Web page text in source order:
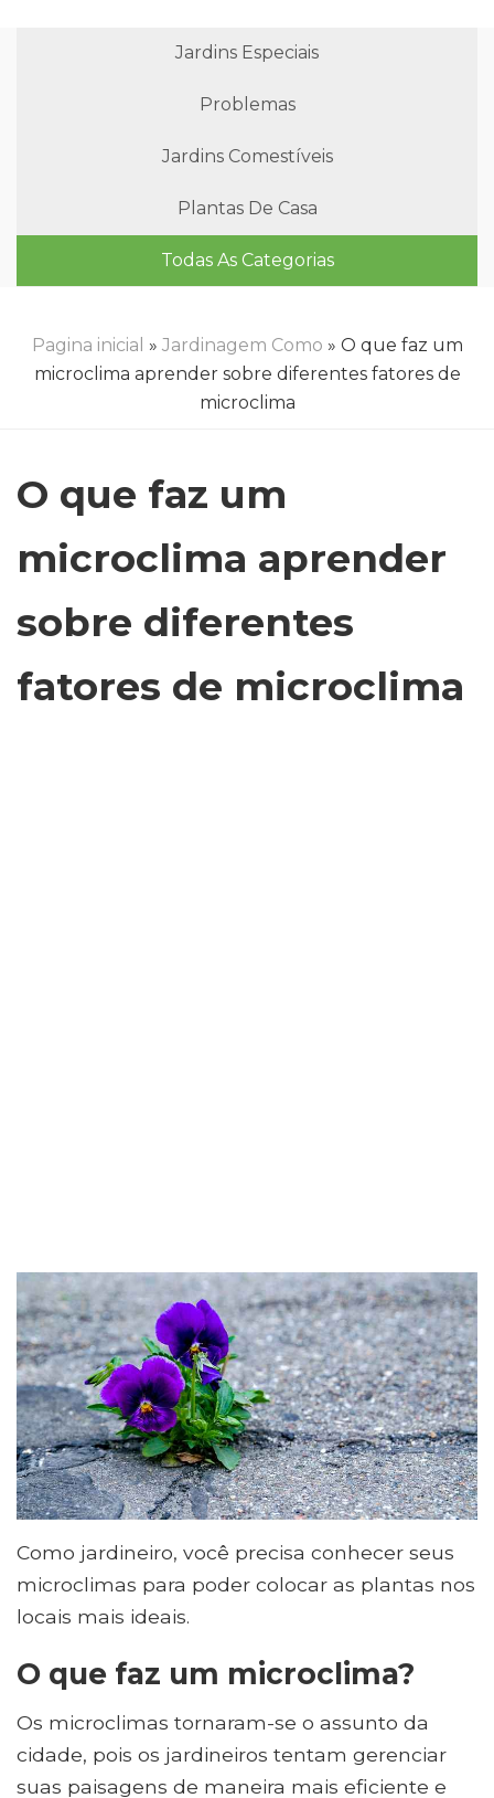
Jardins Especiais
Problemas
Jardins Comestíveis
Plantas De Casa
Todas As Categorias
Pagina inicial » Jardinagem Como » O que faz um
microclima aprender sobre diferentes fatores de
microclima
O que faz um
microclima aprender
sobre diferentes
fatores de microclima
Como jardineiro, você precisa conhecer seus
microclimas para poder colocar as plantas nos
locais mais ideais.
O que faz um microclima?
Os microclimas tornaram-se o assunto da
cidade, pois os jardineiros tentam gerenciar
suas paisagens de maneira mais eficiente e